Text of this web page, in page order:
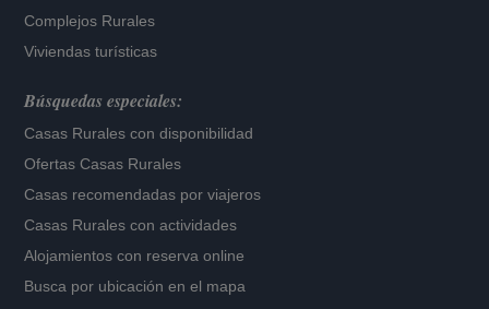
Complejos Rurales
Viviendas turísticas
Búsquedas especiales:
Casas Rurales con disponibilidad
Ofertas Casas Rurales
Casas recomendadas por viajeros
Casas Rurales con actividades
Alojamientos con reserva online
Busca por ubicación en el mapa